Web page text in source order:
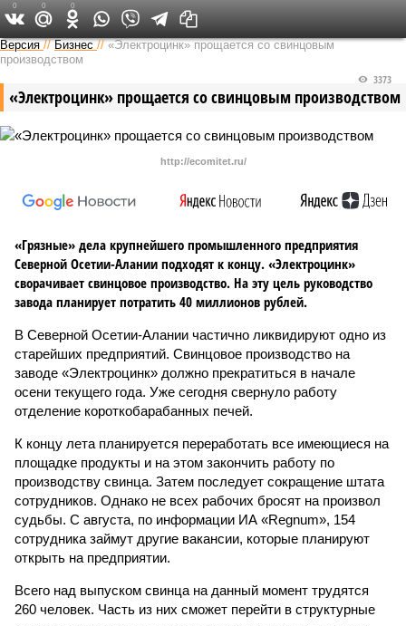
Версия на Кавказе
Версия //Бизнес //«Электроцинк» прощается со свинцовым
производством
«Электроцинк» прощается со свинцовым производством
3373
http://ecomitet.ru/
«Грязные» дела крупнейшего промышленного предприятия
Северной Осетии-Алании подходят к концу. «Электроцинк»
сворачивает свинцовое производство. На эту цель руководство
завода планирует потратить 40 миллионов рублей.
В Северной Осетии-Алании частично ликвидируют одно из
старейших предприятий. Свинцовое производство на
заводе «Электроцинк» должно прекратиться в начале
осени текущего года. Уже сегодня свернуло работу
отделение короткобарабанных печей.
К концу лета планируется переработать все имеющиеся на
площадке продукты и на этом закончить работу по
производству свинца. Затем последует сокращение штата
сотрудников. Однако не всех рабочих бросят на произвол
судьбы. С августа, по информации ИА «Regnum», 154
сотрудника займут другие вакансии, которые планируют
открыть на предприятии.
Всего над выпуском свинца на данный момент трудятся
260 человек. Часть из них сможет перейти в структурные
0 0 0